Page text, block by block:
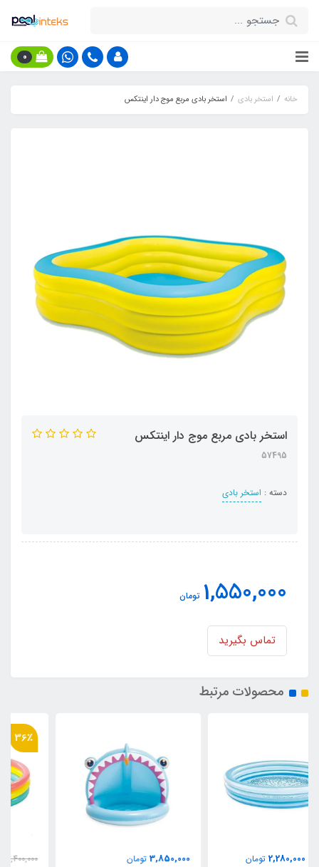
0
خانه استخر بادی استخر بادی مربع موج دار اینتکس
استخر بادی مربع موج دار اینتکس
57495
دسته : استخر بادی
1,550,000 تومان
تماس بگیرید
محصولات مرتبط
3,850,000
3,400,000